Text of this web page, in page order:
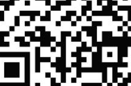
10/3/2025)"
Những sáng tạo độc đáo từ “cây nhà
lá vườn”
Gam màu sáng trong bức tranh khởi